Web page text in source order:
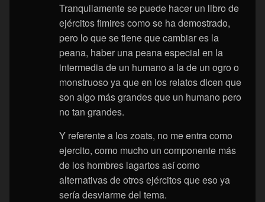
Tranquilamente se puede hacer un libro de
ejércitos fimires como se ha demostrado,
pero lo que se tiene que cambiar es la
peana, haber una peana especial en la
intermedia de un humano a la de un ogro o
monstruoso ya que en los relatos dicen que
son algo más grandes que un humano pero
no tan grandes.
Y referente a los zoats, no me entra como
ejercito, como mucho un componente más
de los hombres lagartos así como
alternativas de otros ejércitos que eso ya
sería desviarme del tema.